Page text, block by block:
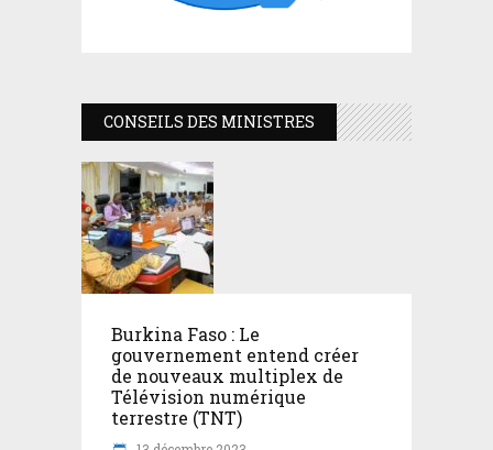
CONSEILS DES MINISTRES
Burkina Faso : Le
gouvernement entend créer
de nouveaux multiplex de
Télévision numérique
terrestre (TNT)